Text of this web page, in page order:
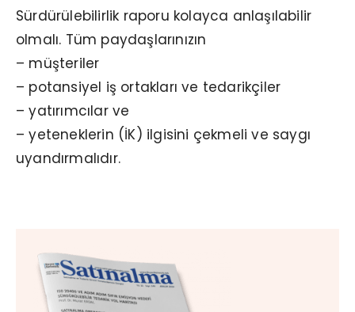
Sürdürülebilirlik raporu kolayca anlaşılabilir
olmalı. Tüm paydaşlarınızın
– müşteriler
– potansiyel iş ortakları ve tedarikçiler
– yatırımcılar ve
– yeteneklerin (İK) ilgisini çekmeli ve saygı
uyandırmalıdır.